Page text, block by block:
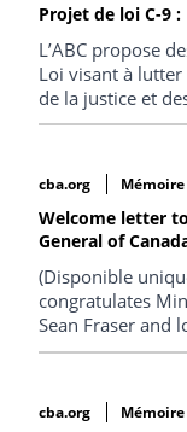
Albertains.
Projet de loi C-9
L’ABC propose
Loi visant à
de la justice et
cba.org Mémoire
Welcome letter
General of
(Disponible
congratulates
Sean Fraser and
advance the rule
system reforms.
cba.org Mémoire